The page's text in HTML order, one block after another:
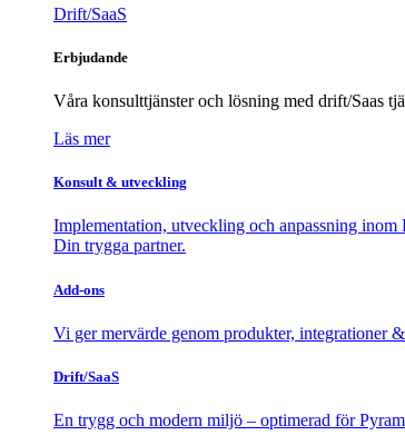
Drift/SaaS
Erbjudande
Våra konsulttjänster och lösning med drift/Saas
Läs mer
Konsult & utveckling
Implementation, utveckling och anpassning inom
Din trygga partner.
Add-ons
Vi ger mervärde genom produkter, integrationer
Drift/SaaS
En trygg och modern miljö – optimerad för